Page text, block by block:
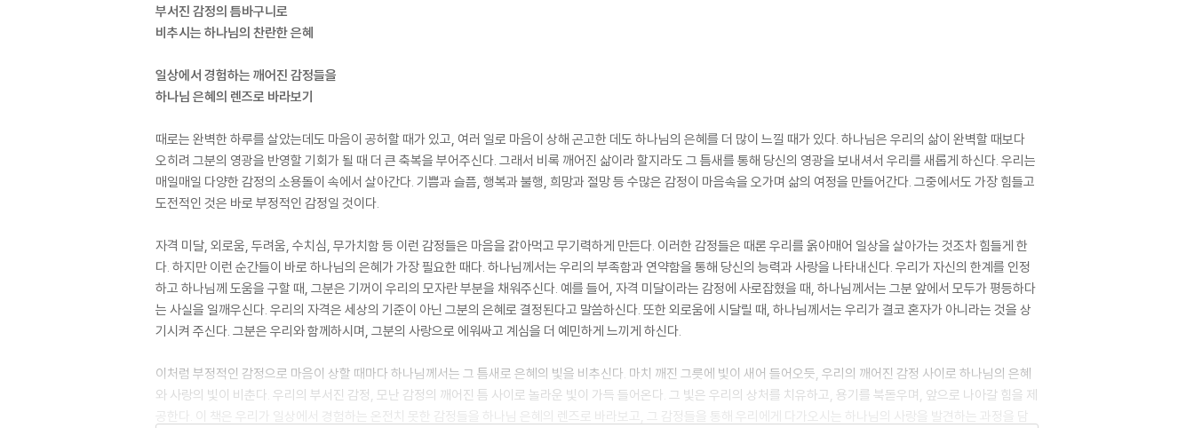
부서진 감정의 틈바구니로
비추시는 하나님의 찬란한 은혜
일상에서 경험하는 깨어진 감정들을
하나님 은혜의 렌즈로 바라보기
때로는 완벽한 하루를 살았는데도 마음이 공허할 때가 있고, 여러 일로 마음이 상해 곤고한 데도 하나님의 은혜를 더 많이 느낄 때가 있다. 하나님은 우리의 삶이 완벽할 때보다
오히려 그분의 영광을 반영할 기회가 될 때 더 큰 축복을 부어주신다. 그래서 비록 깨어진 삶이라 할지라도 그 틈새를 통해 당신의 영광을 보내셔서 우리를 새롭게 하신다. 우리는
매일매일 다양한 감정의 소용돌이 속에서 살아간다. 기쁨과 슬픔, 행복과 불행, 희망과 절망 등 수많은 감정이 마음속을 오가며 삶의 여정을 만들어간다. 그중에서도 가장 힘들고
도전적인 것은 바로 부정적인 감정일 것이다.
자격 미달, 외로움, 두려움, 수치심, 무가치함 등 이런 감정들은 마음을 갉아먹고 무기력하게 만든다. 이러한 감정들은 때론 우리를 옭아매어 일상을 살아가는 것조차 힘들게 한
다. 하지만 이런 순간들이 바로 하나님의 은혜가 가장 필요한 때다. 하나님께서는 우리의 부족함과 연약함을 통해 당신의 능력과 사랑을 나타내신다. 우리가 자신의 한계를 인정
하고 하나님께 도움을 구할 때, 그분은 기꺼이 우리의 모자란 부분을 채워주신다. 예를 들어, 자격 미달이라는 감정에 사로잡혔을 때, 하나님께서는 그분 앞에서 모두가 평등하다
는 사실을 일깨우신다. 우리의 자격은 세상의 기준이 아닌 그분의 은혜로 결정된다고 말씀하신다. 또한 외로움에 시달릴 때, 하나님께서는 우리가 결코 혼자가 아니라는 것을 상
기시켜 주신다. 그분은 우리와 함께하시며, 그분의 사랑으로 에워싸고 계심을 더 예민하게 느끼게 하신다.
이처럼 부정적인 감정으로 마음이 상할 때마다 하나님께서는 그 틈새로 은혜의 빛을 비추신다. 마치 깨진 그릇에 빛이 새어 들어오듯, 우리의 깨어진 감정 사이로 하나님의 은혜
와 사랑의 빛이 비춘다. 우리의 부서진 감정, 모난 감정의 깨어진 틈 사이로 놀라운 빛이 가득 들어온다. 그 빛은 우리의 상처를 치유하고, 용기를 북돋우며, 앞으로 나아갈 힘을 제
공한다. 이 책은 우리가 일상에서 경험하는 온전치 못한 감정들을 하나님 은혜의 렌즈로 바라보고, 그 감정들을 통해 우리에게 다가오시는 하나님의 사랑을 발견하는 과정을 담